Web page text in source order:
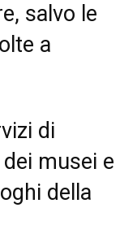
salvo le
a
di
musei e
della